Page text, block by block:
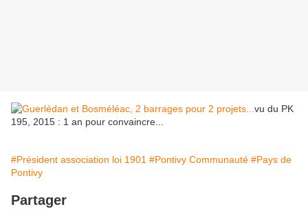
vu du PK
195, 2015 : 1 an pour convaincre...
#Président association loi 1901 #Pontivy Communauté #Pays de
Pontivy
Partager